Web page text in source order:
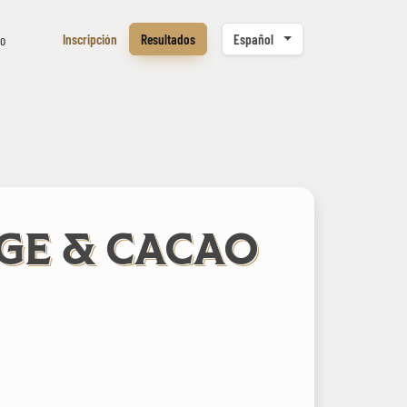
Inscripción Resultados Español
& CACAO